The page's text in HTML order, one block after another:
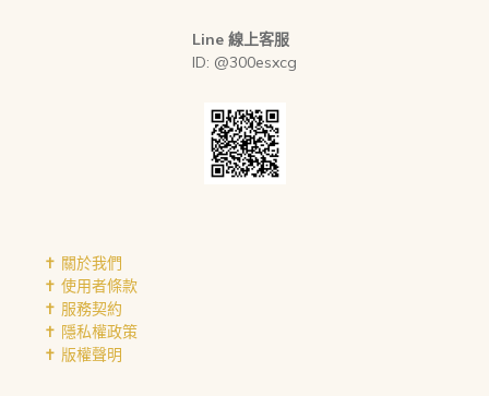
Line 線上客服
ID: @300esxcg
✝︎ 關於我們
✝︎ 使用者條款
✝︎ 服務契約
✝︎ 隱私權政策
✝︎ 版權聲明